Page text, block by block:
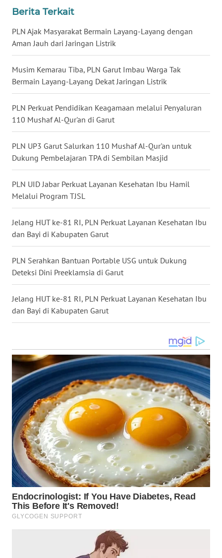
Berita Terkait
PLN Ajak Masyarakat Bermain Layang-Layang dengan
Aman Jauh dari Jaringan Listrik
Musim Kemarau Tiba, PLN Garut Imbau Warga Tak
Bermain Layang-Layang Dekat Jaringan Listrik
PLN Perkuat Pendidikan Keagamaan melalui Penyaluran
110 Mushaf Al-Qur'an di Garut
PLN UP3 Garut Salurkan 110 Mushaf Al-Qur'an untuk
Dukung Pembelajaran TPA di Sembilan Masjid
PLN UID Jabar Perkuat Layanan Kesehatan Ibu Hamil
Melalui Program TJSL
Jelang HUT ke-81 RI, PLN Perkuat Layanan Kesehatan Ibu
dan Bayi di Kabupaten Garut
PLN Serahkan Bantuan Portable USG untuk Dukung
Deteksi Dini Preeklamsia di Garut
Jelang HUT ke-81 RI, PLN Perkuat Layanan Kesehatan Ibu
dan Bayi di Kabupaten Garut
BALI
WN
WN
KALTENG
WN
KALTARA
WN
KALSEL
WN
KALTIM
WN
SULSEL
WN
GORONTALO
WN
SULUT
WN
MALUT
WN
DAIRI
WN
DANAU
TOBA
WN
NIAS